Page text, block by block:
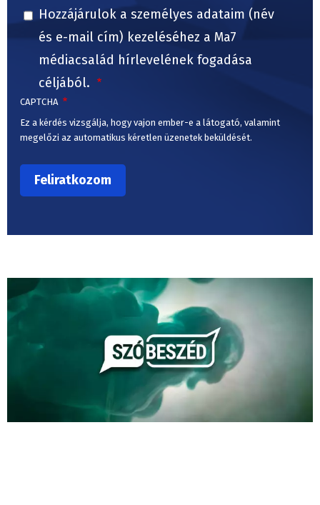
Hozzájárulok a személyes adataim (név
és e-mail cím) kezeléséhez a Ma7
médiacsalád hírlevelének fogadása
céljából.
CAPTCHA
Ez a kérdés vizsgálja, hogy vajon ember-e a látogató, valamint
megelőzi az automatikus kéretlen üzenetek beküldését.